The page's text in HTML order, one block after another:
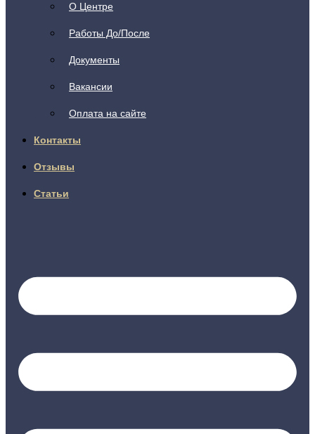
О Центре
Работы До/После
Документы
Вакансии
Оплата на сайте
Контакты
Отзывы
Статьи